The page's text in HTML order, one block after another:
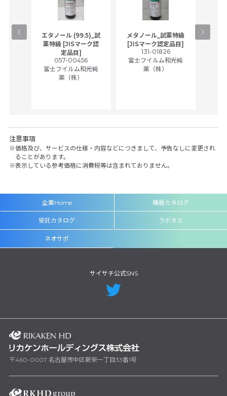
エタノール (99.5)_試
薬特級 [JISマーク認
定品目]
057-00456
富士フイルム和光純
薬（株）
メタノール_試薬特級
[JISマーク認定品目]
131-01826
富士フイルム和光純
薬（株）
注意事項
価格及び、サービスの仕様・内容などにつきまして、予告なしに変更され
ることがあります。
表示している参考価格に消費税等は含まれておりません。
企業Home 機器カタログ
受託カタログ ラボタス
ネオサポ
サイサチ公式SNS
〒460-0007 名古屋市中区新栄一丁目33番1号